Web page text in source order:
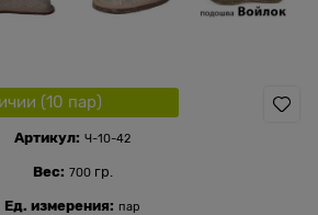
(10 пар)
Артикул: Ч-10-42
Вес: 700гр.
Ед. измерения: пар